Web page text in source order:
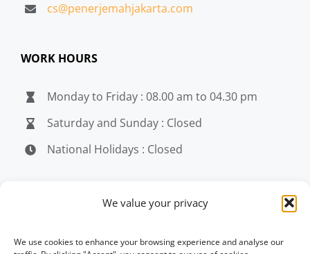
We value your privacy
We use cookies to enhance your browsing experience and analyse our
cs@penerjemahjakarta.com
WORK HOURS
Monday to Friday : 08.00 am to 04.30 pm
Saturday and Sunday : Closed
National Holidays : Closed
penerjemahjakarta.com